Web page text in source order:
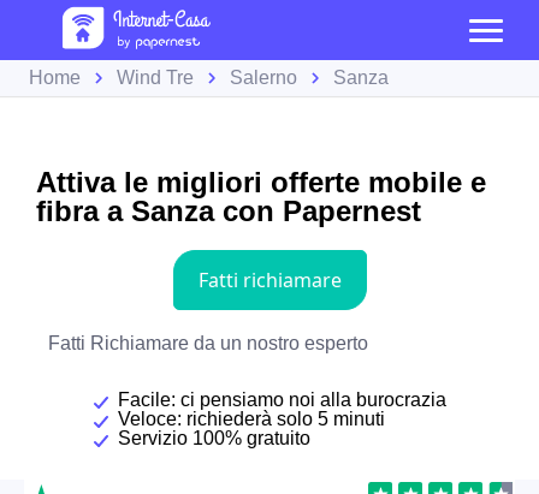
Home Wind Tre Salerno Sanza